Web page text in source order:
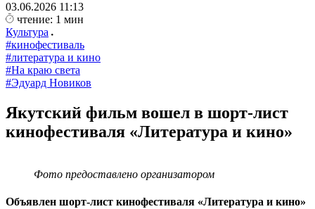
03.06.2026 11:13
чтение: 1 мин
Культура
#кинофестиваль
#литература и кино
#На краю света
#Эдуард Новиков
Якутский фильм вошел в шорт-лист
кинофестиваля «Литература и кино»
Фото предоставлено организатором
Объявлен шорт-лист кинофестиваля «Литература и кино»